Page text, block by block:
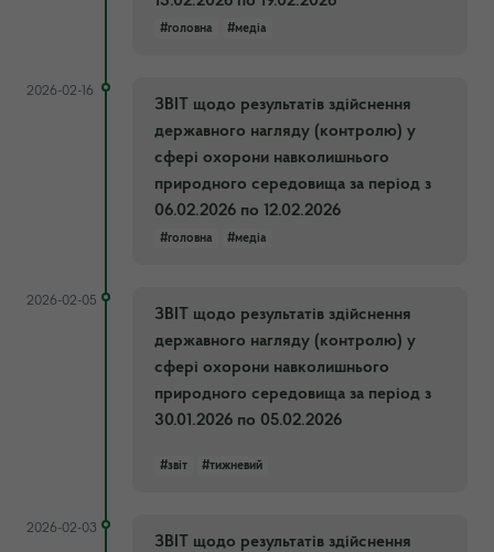
#головна #медіа
2026-02-16
ЗВІТ щодо результатів здійснення
державного нагляду (контролю) у
сфері охорони навколишнього
природного середовища за період з
06.02.2026 по 12.02.2026
#головна #медіа
2026-02-05
ЗВІТ щодо результатів здійснення
державного нагляду (контролю) у
сфері охорони навколишнього
природного середовища за період з
30.01.2026 по 05.02.2026
#звіт #тижневий
2026-02-03
ЗВІТ щодо результатів здійснення